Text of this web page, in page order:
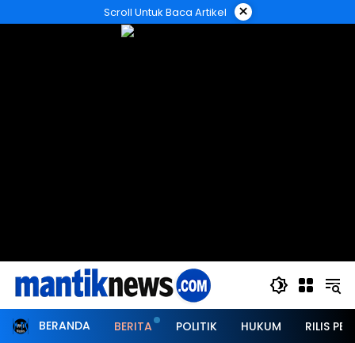
ke
Scroll Untuk Baca Artikel ×
BERANDA BERITA POLITIK HUKUM RILIS